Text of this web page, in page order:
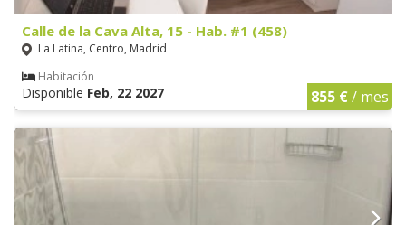
Calle de la Cava Alta, 15 - Hab. #1 (458)
La Latina, Centro, Madrid
Habitación
Disponible Feb, 22 2027 855 €/ mes